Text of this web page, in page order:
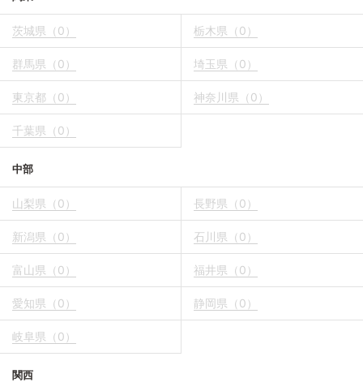
茨城県（0） 栃木県（0）
群馬県（0） 埼玉県（0）
東京都（0） 神奈川県（0）
千葉県（0）
中部
山梨県（0） 長野県（0）
新潟県（0） 石川県（0）
富山県（0） 福井県（0）
愛知県（0） 静岡県（0）
岐阜県（0）
関西